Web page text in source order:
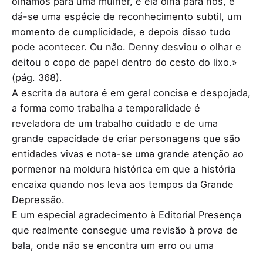
dá-se uma espécie de reconhecimento subtil, um
momento de cumplicidade, e depois disso tudo
pode acontecer. Ou não. Denny desviou o olhar e
deitou o copo de papel dentro do cesto do lixo.»
(pág. 368).
A escrita da autora é em geral concisa e despojada,
a forma como trabalha a temporalidade é
reveladora de um trabalho cuidado e de uma
grande capacidade de criar personagens que são
entidades vivas e nota-se uma grande atenção ao
pormenor na moldura histórica em que a história
encaixa quando nos leva aos tempos da Grande
Depressão.
E um especial agradecimento à Editorial Presença
que realmente consegue uma revisão à prova de
bala, onde não se encontra um erro ou uma